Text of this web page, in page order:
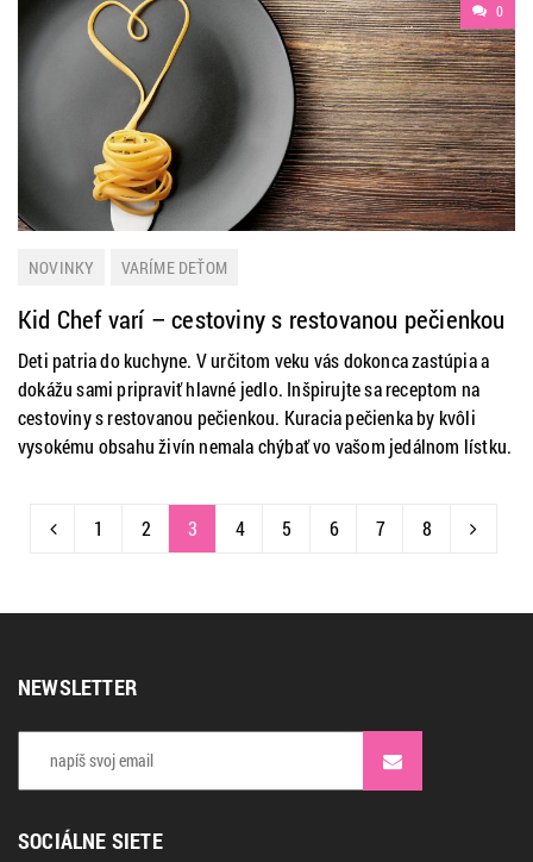
0
NOVINKY VARÍME DEŤOM
Kid Chef varí – cestoviny s restovanou pečienkou
Deti patria do kuchyne. V určitom veku vás dokonca zastúpia a
dokážu sami pripraviť hlavné jedlo. Inšpirujte sa receptom na
cestoviny s restovanou pečienkou. Kuracia pečienka by kvôli
vysokému obsahu živín nemala chýbať vo vašom jedálnom lístku.
1 2 3 4 5 6 7 8
NEWSLETTER
SOCIÁLNE SIETE